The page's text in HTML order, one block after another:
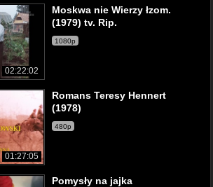
02:22:02
Moskwa nie Wierzy łzom.
(1979) tv. Rip.
1080p
01:27:05
Romans Teresy Hennert
(1978)
480p
Pomysły na jajka